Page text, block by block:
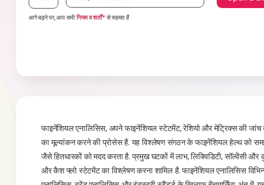
आगे बढ़ने पर, आप सभीनियम व शर्तों*से सहमत हैं
फाइनेंशियल एनालिसिस, अपने फाइनेंशियल स्टेटमेंट, रेशियो और मेट्रिक्स की जांच
का मूल्यांकन करने की प्रोसेस है. यह विश्लेषण संगठन के फाइनेंशियल हेल्थ को
जैसे हितधारकों को मदद करता है. प्रमुख घटकों में लाभ, लिक्विडिटी,
और कैश फ्लो स्टेटमेंट का विश्लेषण करना शामिल है. फाइनेंशियल एनालिसिस